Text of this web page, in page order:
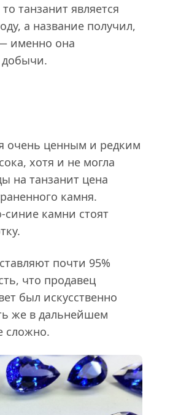
танзанит является
а название получил,
именно она
добычи.
очень ценным и редким
хотя и не могла
на танзанит цена
камня.
синие камни стоят
почти 95%
что продавец
был искусственно
же в дальнейшем
сложно.